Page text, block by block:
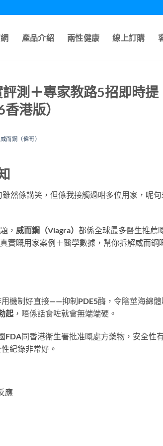
產品介紹 兩性健康 線上訂購
測＋專家教路5招即時提
港版）
威而鋼（偉哥）
然係講笑，但係我接觸過咁多位用家，呢
， 威而鋼（Viagra） 都係全球最多醫生推薦
實嘅用家案例＋醫學數據，幫你拆解威而鋼
用機制好直接——抑制PDE5酶，令陰莖海綿
起 ，唔係話食咗就會無端端硬。
FDA同香港衛生署批准嘅處方藥物，安全性
紀錄非常好。
應